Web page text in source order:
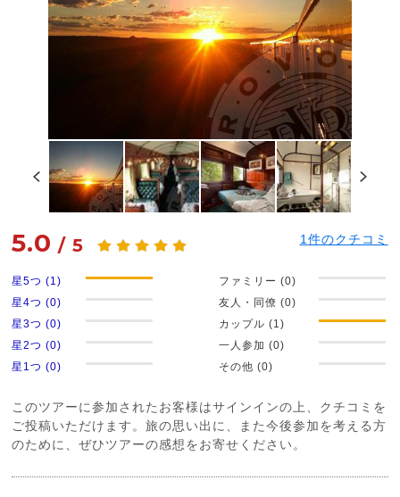
5.0 /5 1件のクチコミ
星5つ (1)
星4つ (0)
星3つ (0)
星2つ (0)
星1つ (0)
ファミリー (0)
友人・同僚 (0)
カップル (1)
一人参加 (0)
その他 (0)
このツアーに参加されたお客様はサインインの上、クチコミを
ご投稿いただけます。旅の思い出に、また今後参加を考える方
のために、ぜひツアーの感想をお寄せください。